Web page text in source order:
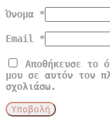
Όνομα *
Email *
Αποθήκευσε το
μου σε αυτόν τον
σχολιάσω.